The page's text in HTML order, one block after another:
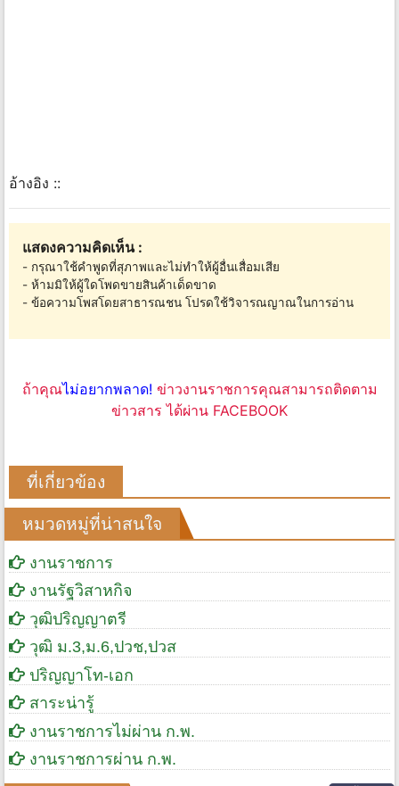
อ้างอิง ::
แสดงความคิดเห็น :
- กรุณาใช้คำพูดที่สุภาพและไม่ทำให้ผู้อื่นเสื่อมเสีย
- ห้ามมิให้ผู้ใดโพดขายสินค้าเด็ดขาด
- ข้อความโพสโดยสาธารณชน โปรดใช้วิจารณญาณในการอ่าน
ถ้าคุณไม่อยากพลาด! ข่าวงานราชการคุณสามารถติดตาม
ข่าวสาร ได้ผ่าน FACEBOOK
ที่เกี่ยวข้อง
หมวดหมู่ที่น่าสนใจ
งานราชการ
งานรัฐวิสาหกิจ
วุฒิปริญญาตรี
วุฒิ ม.3,ม.6,ปวช,ปวส
ปริญญาโท-เอก
สาระน่ารู้
งานราชการไม่ผ่าน ก.พ.
งานราชการผ่าน ก.พ.